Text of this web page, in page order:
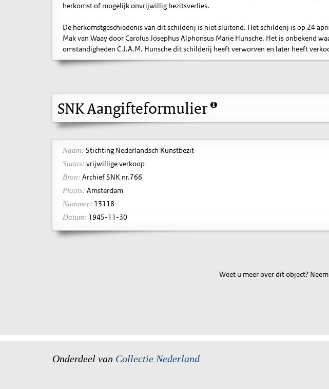
herkomst of mogelijk onvrijwillig bezitsverlies.
De herkomstgeschiedenis van dit schilderij is niet sluitend. Het schilderij is op 24
Mak van Waay door Carolus Josephus Alphonsus Marie Hunsche. Het is onbekend
omstandigheden C.J.A.M. Hunsche dit schilderij heeft verworven en later heeft
SNK Aangifteformulier
Naam: Stichting Nederlandsch Kunstbezit
Status: vrijwillige verkoop
Bron: Archief SNK nr.766
Plaats: Amsterdam
Nummer: 13118
Datum: 1945-11-30
Weet u meer over dit object?
Onderdeel van Collectie Nederland